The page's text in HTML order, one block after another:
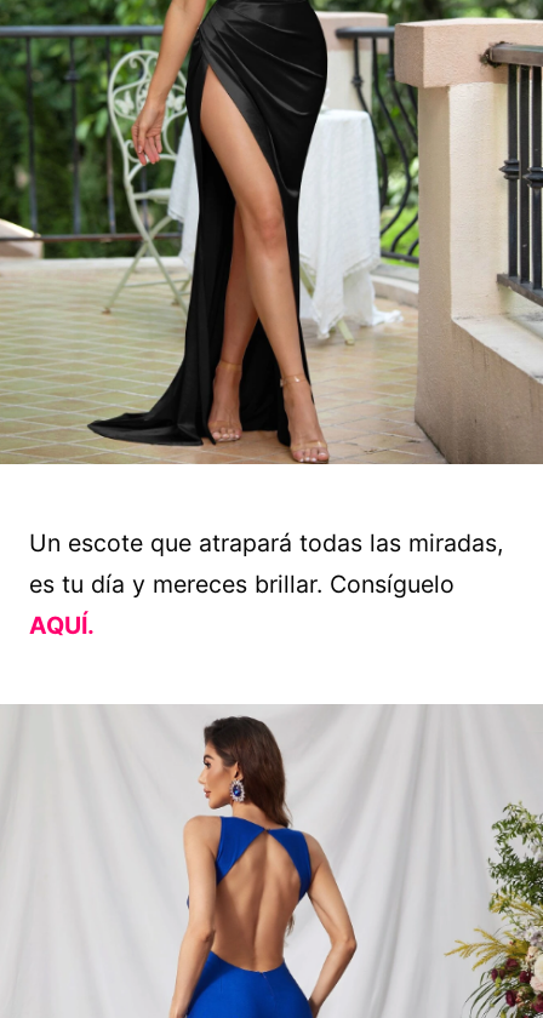
Un escote que atrapará todas las miradas,
es tu día y mereces brillar. Consíguelo
AQUÍ.